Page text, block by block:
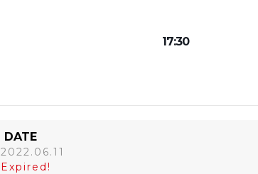
17:30
DATE
2022.06.11
Expired!